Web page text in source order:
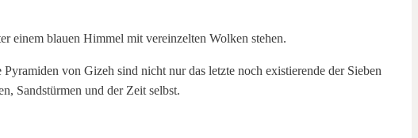
von Gizeh sind nicht nur das letzte noch existierende der Sieben
Sandstürmen und der Zeit selbst.